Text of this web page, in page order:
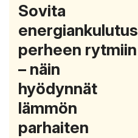
Sovita
energiankulutus
perheen rytmiin
– näin
hyödynnät
lämmön
parhaiten